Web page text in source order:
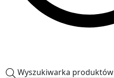
Wyszukiwarka produktów